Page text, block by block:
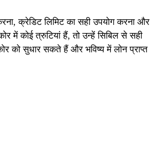
क्रेडिट लिमिट का सही उपयोग करना और
में कोई त्रुटियां हैं, तो उन्हें सिबिल से सही
को सुधार सकते हैं और भविष्य में लोन प्राप्त